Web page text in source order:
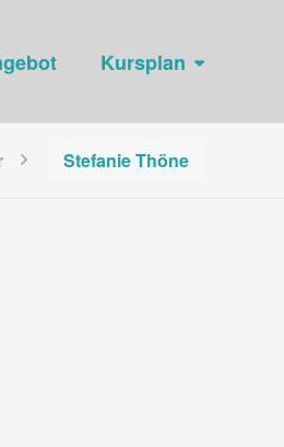
Kursplan
Stefanie Thöne